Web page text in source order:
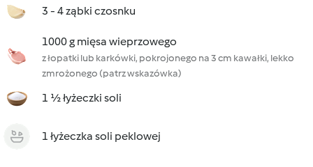
3 - 4 ząbki czosnku
1000 g mięsa wieprzowego
z łopatki lub karkówki, pokrojonego na 3 cm kawałki, lekko
zmrożonego (patrz wskazówka)
1 ½ łyżeczki soli
1 łyżeczka soli peklowej